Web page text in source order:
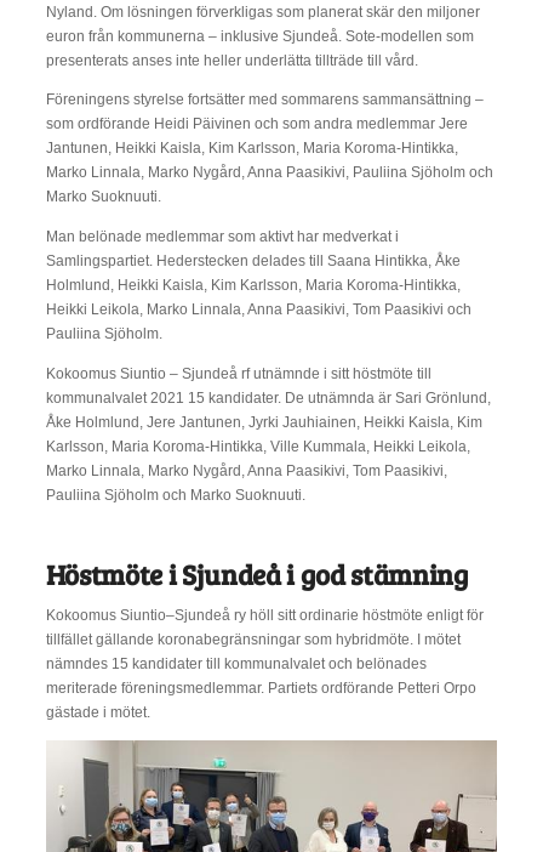
Nyland. Om lösningen förverkligas som planerat skär den miljoner
euron från kommunerna – inklusive Sjundeå. Sote-modellen som
presenterats anses inte heller underlätta tillträde till vård.
Föreningens styrelse fortsätter med sommarens sammansättning –
som ordförande Heidi Päivinen och som andra medlemmar Jere
Jantunen, Heikki Kaisla, Kim Karlsson, Maria Koroma-Hintikka,
Marko Linnala, Marko Nygård, Anna Paasikivi, Pauliina Sjöholm och
Marko Suoknuuti.
Man belönade medlemmar som aktivt har medverkat i
Samlingspartiet. Hederstecken delades till Saana Hintikka, Åke
Holmlund, Heikki Kaisla, Kim Karlsson, Maria Koroma-Hintikka,
Heikki Leikola, Marko Linnala, Anna Paasikivi, Tom Paasikivi och
Pauliina Sjöholm.
Kokoomus Siuntio – Sjundeå rf utnämnde i sitt höstmöte till
kommunalvalet 2021 15 kandidater. De utnämnda är Sari Grönlund,
Åke Holmlund, Jere Jantunen, Jyrki Jauhiainen, Heikki Kaisla, Kim
Karlsson, Maria Koroma-Hintikka, Ville Kummala, Heikki Leikola,
Marko Linnala, Marko Nygård, Anna Paasikivi, Tom Paasikivi,
Pauliina Sjöholm och Marko Suoknuuti.
Höstmöte i Sjundeå i god stämning
Kokoomus Siuntio–Sjundeå ry höll sitt ordinarie höstmöte enligt för
tillfället gällande koronabegränsningar som hybridmöte. I mötet
nämndes 15 kandidater till kommunalvalet och belönades
meriterade föreningsmedlemmar. Partiets ordförande Petteri Orpo
gästade i mötet.